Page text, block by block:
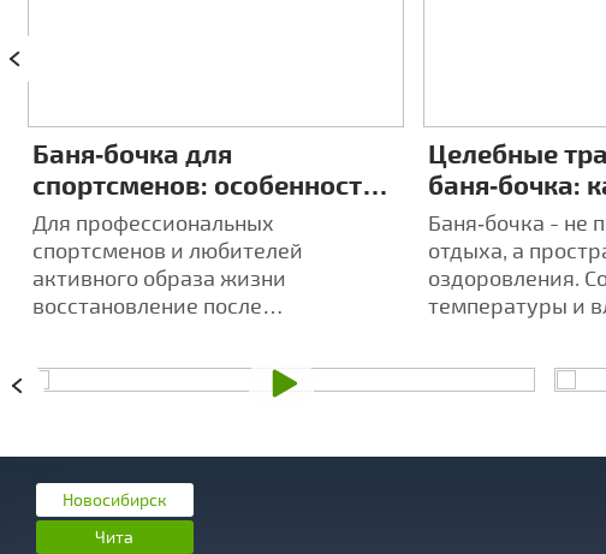
Баня‑бочка для
спортсменов: особенности
восстановления после
тренировок
Для профессиональных
спортсменов и любителей
активного образа жизни
восстановление после
высоких результатов.
Целебные
баня‑бочка:
Баня‑бочка - не
отдыха, а
оздоровления.
температуры и
Новосибирск
Чита